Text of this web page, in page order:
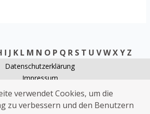
I J K L M N O P Q R S T U VWXY Z
Datenschutzerklärung
Impressum
Marktzeuln
Marktzeuln
verwendet Cookies, um die
zu verbessern und den Benutzern